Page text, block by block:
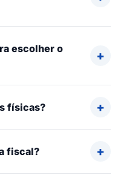
escolher o
físicas?
fiscal?